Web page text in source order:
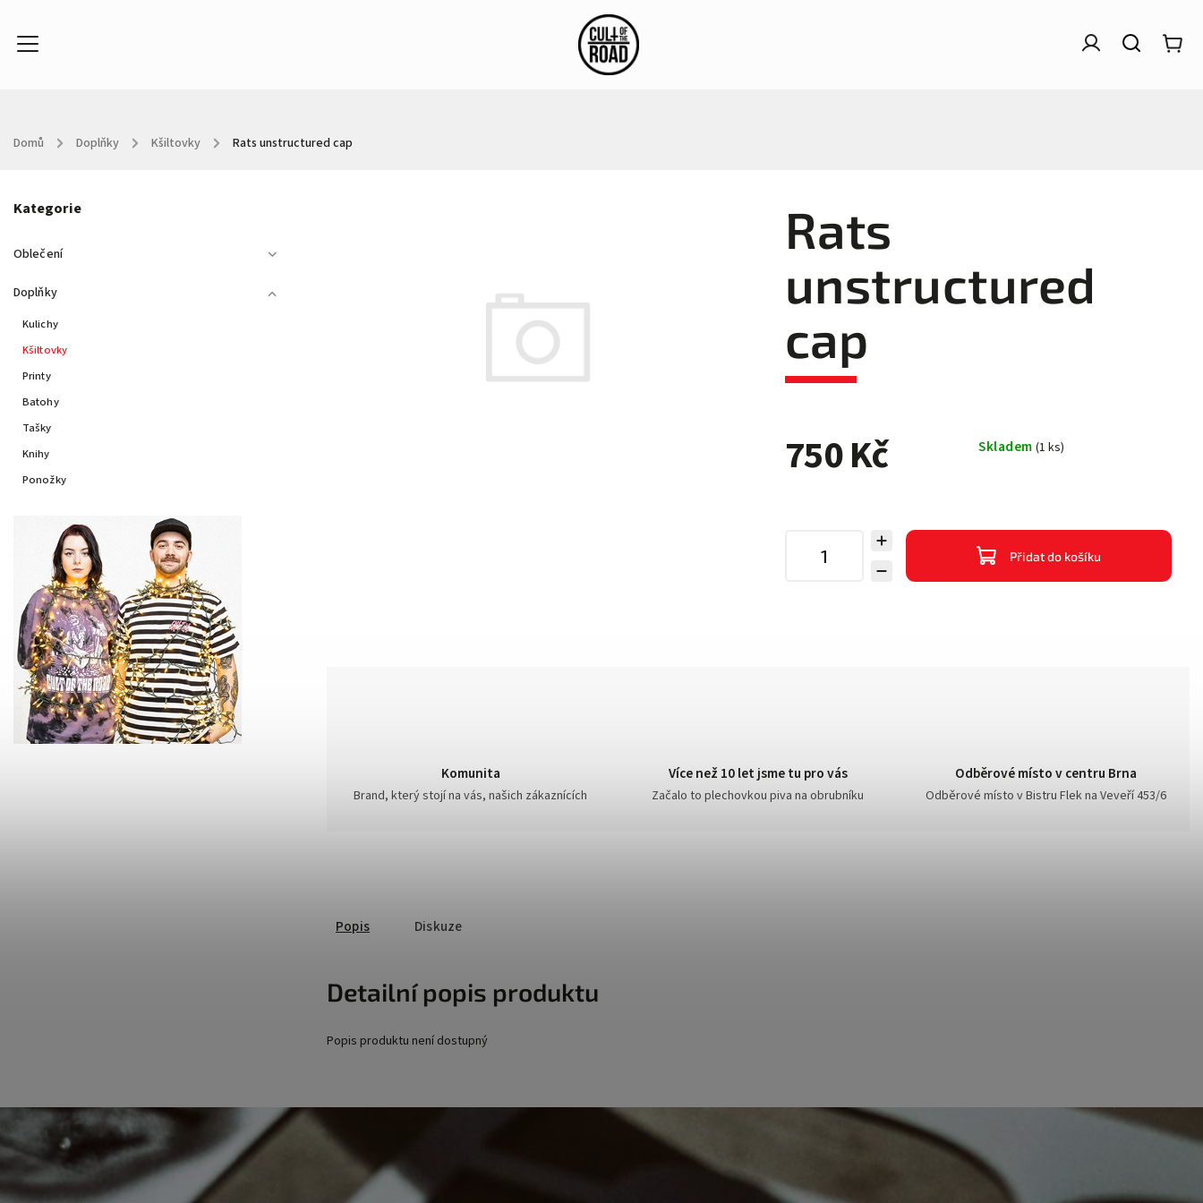
Domů / Doplňky / Kšiltovky / Rats unstructured cap
Kategorie
Oblečení
Doplňky
Kulichy
Kšiltovky
Printy
Batohy
Tašky
Knihy
Ponožky
Rats
unstructured
cap
750 Kč Skladem (1 ks)
Přidat do košíku
Komunita
Brand, který stojí na vás, našich zákaznících
Více než 10 let jsme tu pro vás
Začalo to plechovkou piva na obrubníku
Odběrové místo v centru Brna
Odběrové místo v Bistru Flek na Veveří 453/6
Popis Diskuze
Detailní popis produktu
Popis produktu není dostupný